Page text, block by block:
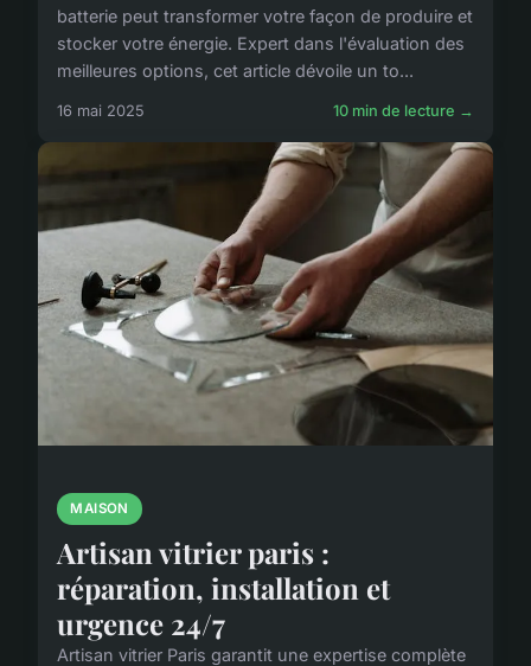
batterie peut transformer votre façon de produire et
stocker votre énergie. Expert dans l'évaluation des
meilleures options, cet article dévoile un to...
16 mai 2025 10 min de lecture →
MAISON
Artisan vitrier paris :
réparation, installation et
urgence 24/7
Artisan vitrier Paris garantit une expertise complète